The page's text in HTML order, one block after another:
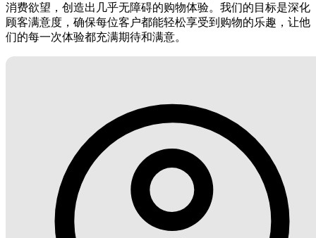
消费欲望，创造出几乎无障碍的购物体验。我们的目标是深化
顾客满意度，确保每位客户都能轻松享受到购物的乐趣，让他
们的每一次体验都充满期待和满意。